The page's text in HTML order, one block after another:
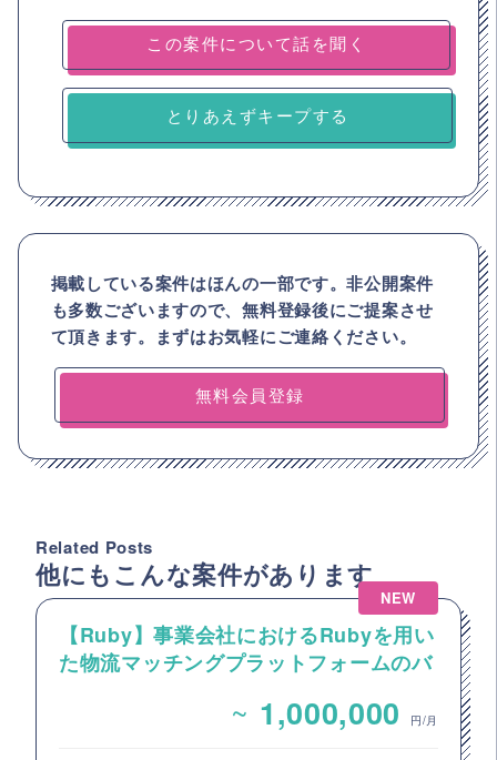
とりあえずキープする
掲載している案件はほんの一部です。非公開案件
も多数ございますので、無料登録後にご提案させ
て頂きます。まずはお気軽にご連絡ください。
無料会員登録
Related Posts
他にもこんな案件があります
NEW
【Ruby】事業会社におけるRubyを用い
た物流マッチングプラットフォームのバ
~ 1,000,000 円/月